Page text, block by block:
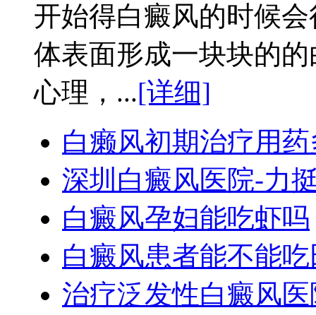
开始得白癜风的时候
体表面形成一块块的
心理，...[详细]
白癞风初期治疗用
深圳白癜风医院-力
白癜风孕妇能吃虾吗
白癜风患者能不能
治疗泛发性白癜风医